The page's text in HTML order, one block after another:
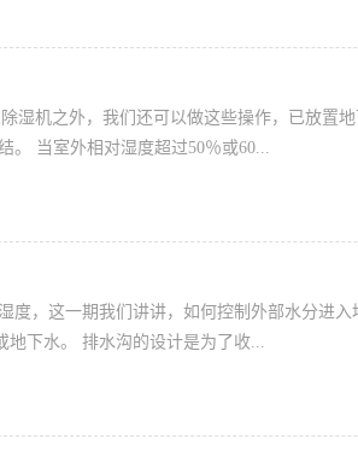
湿机之外，我们还可以做这些操作，已放置
。 当室外相对湿度超过50％或60...
度，这一期我们讲讲，如何控制外部水分进
地下水。 排水沟的设计是为了收...